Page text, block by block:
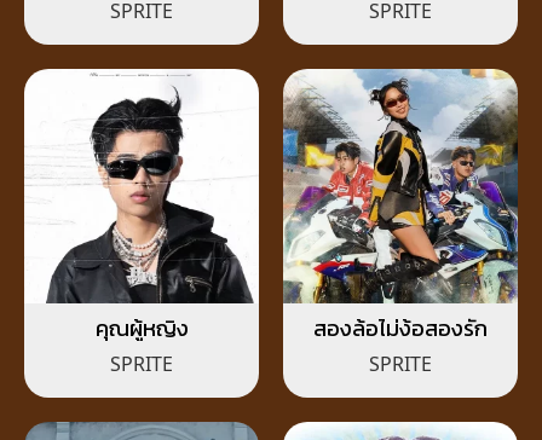
SPRITE SPRITE
คุณผู้หญิง
SPRITE
สองล้อไม่ง้อสองรัก
SPRITE